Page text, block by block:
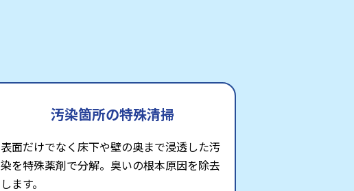
汚染箇所の特殊清掃
表面だけでなく床下や壁の奥まで浸透した汚
染を特殊薬剤で分解。臭いの根本原因を除去
します。